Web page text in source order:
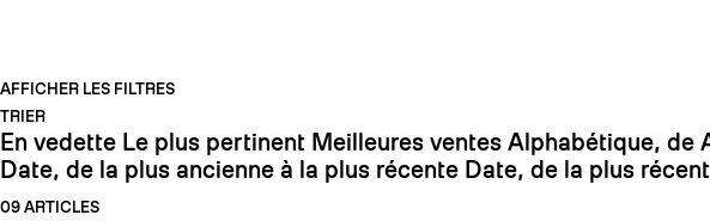
AFFICHER LES FILTRES
TRIER
En vedette Le plus pertinent Meilleures ventes Alphabétique, de
Date, de la plus ancienne à la plus récente Date, de la plus
09 ARTICLES